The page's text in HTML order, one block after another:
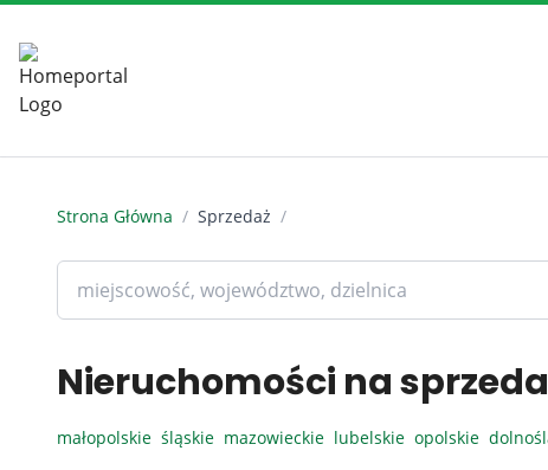
Strona Główna / Sprzedaż /
Nieruchomości na
małopolskie śląskie mazowieckie lubelskie opolskie